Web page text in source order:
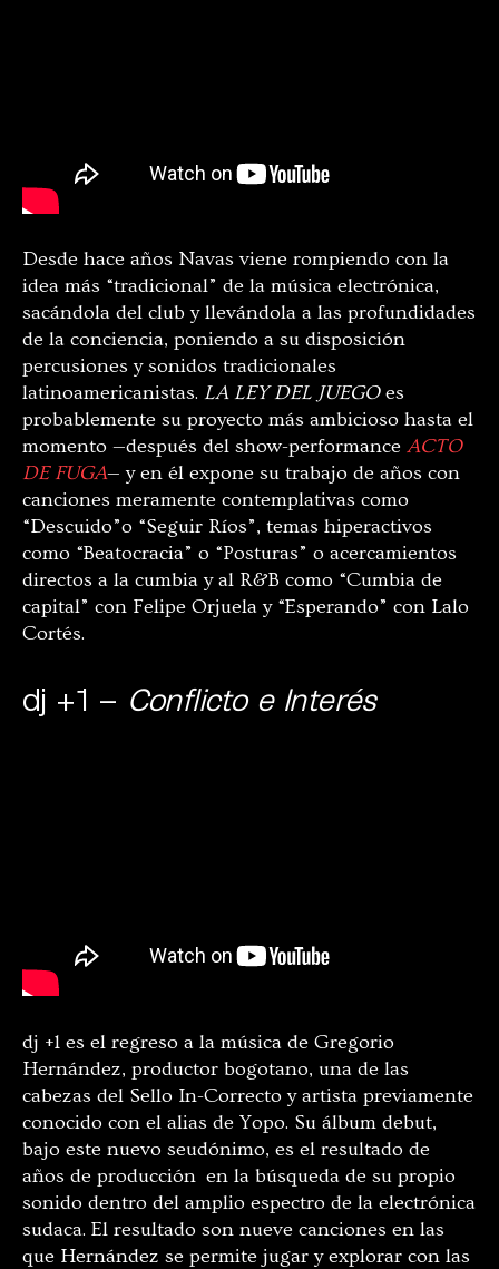
Desde hace años Navas viene rompiendo con la
idea más “tradicional” de la música electrónica,
sacándola del club y llevándola a las profundidades
de la conciencia, poniendo a su disposición
percusiones y sonidos tradicionales
latinoamericanistas. LA LEY DEL JUEGOes
probablemente su proyecto más ambicioso hasta el
momento —después del show-performance ACTO
DE FUGA— y en él expone su trabajo de años con
canciones meramente contemplativas como
“Descuido”o “Seguir Ríos”, temas hiperactivos
como “Beatocracia” o “Posturas” o acercamientos
directos a la cumbia y al R&B como “Cumbia de
capital” con Felipe Orjuela y “Esperando” con Lalo
Cortés.
dj +1 – Conflicto e Interés
dj +1 es el regreso a la música de Gregorio
Hernández, productor bogotano, una de las
cabezas del Sello In-Correcto y artista previamente
conocido con el alias de Yopo. Su álbum debut,
bajo este nuevo seudónimo, es el resultado de
años de producción en la búsqueda de su propio
sonido dentro del amplio espectro de la electrónica
sudaca. El resultado son nueve canciones en las
que Hernández se permite jugar y explorar con las